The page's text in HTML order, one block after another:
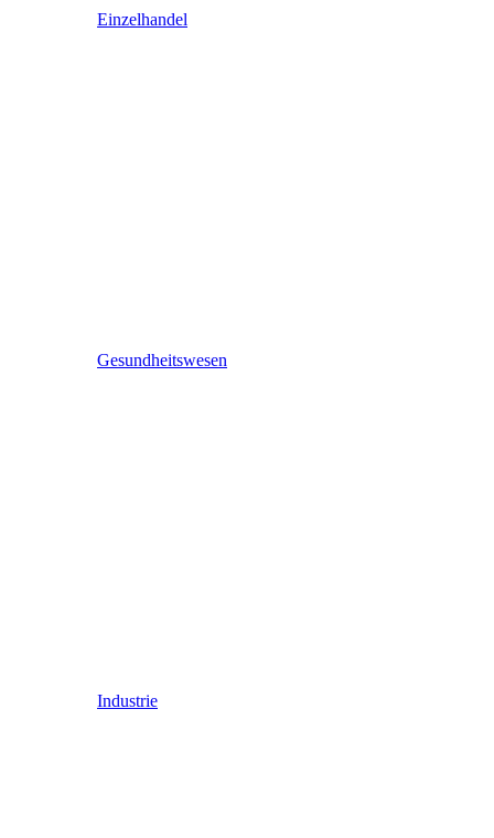
Einzelhandel
Gesundheitswesen
Industrie